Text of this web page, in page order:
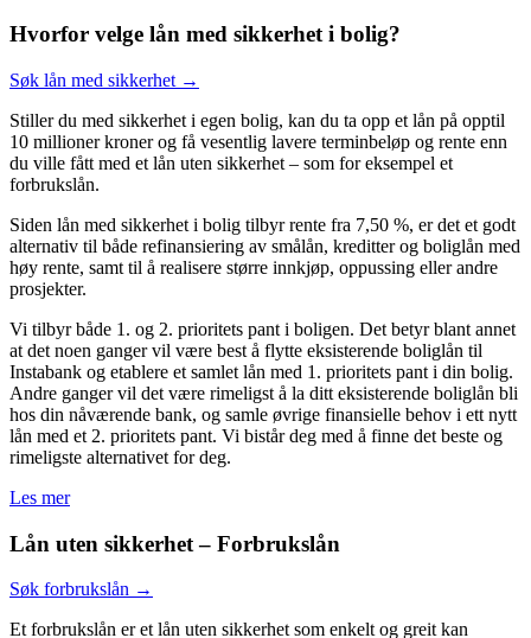
Hvorfor velge lån med sikkerhet i bolig?
Søk lån med sikkerhet →
Stiller du med sikkerhet i egen bolig, kan du ta opp et lån på opptil
10 millioner kroner og få vesentlig lavere terminbeløp og rente enn
du ville fått med et lån uten sikkerhet – som for eksempel et
forbrukslån.
Siden lån med sikkerhet i bolig tilbyr rente fra 7,50 %, er det et godt
alternativ til både refinansiering av smålån, kreditter og boliglån med
høy rente, samt til å realisere større innkjøp, oppussing eller andre
prosjekter.
Vi tilbyr både 1. og 2. prioritets pant i boligen. Det betyr blant annet
at det noen ganger vil være best å flytte eksisterende boliglån til
Instabank og etablere et samlet lån med 1. prioritets pant i din bolig.
Andre ganger vil det være rimeligst å la ditt eksisterende boliglån bli
hos din nåværende bank, og samle øvrige finansielle behov i ett nytt
lån med et 2. prioritets pant. Vi bistår deg med å finne det beste og
rimeligste alternativet for deg.
Les mer
Lån uten sikkerhet – Forbrukslån
Søk forbrukslån →
Et forbrukslån er et lån uten sikkerhet som enkelt og greit kan